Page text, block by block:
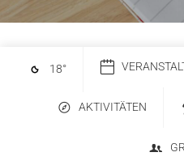
18°
AKTIVITÄTEN